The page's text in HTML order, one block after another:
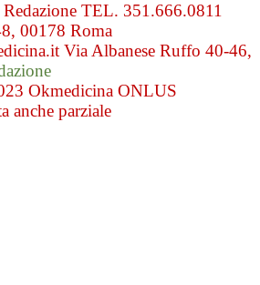
Redazione TEL. 351.666.0811
00178 Roma
Via Albanese Ruffo 40-46,
Okmedicina ONLUS
anche parziale